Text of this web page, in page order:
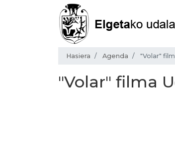
Hasiera Agenda "Volar"
"Volar" filma